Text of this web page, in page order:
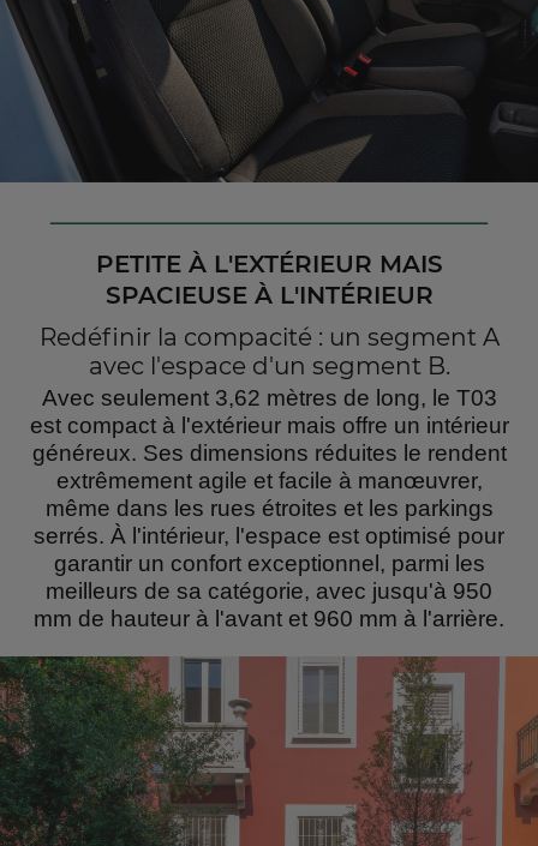
PETITE À L'EXTÉRIEUR MAIS
SPACIEUSE À L'INTÉRIEUR
Redéfinir la compacité : un segment A
avec l'espace d'un segment B.
Avec seulement 3,62 mètres de long, le T03
est compact à l'extérieur mais offre un intérieur
généreux. Ses dimensions réduites le rendent
extrêmement agile et facile à manœuvrer,
même dans les rues étroites et les parkings
serrés. À l'intérieur, l'espace est optimisé pour
garantir un confort exceptionnel, parmi les
meilleurs de sa catégorie, avec jusqu'à 950
mm de hauteur à l'avant et 960 mm à l'arrière.